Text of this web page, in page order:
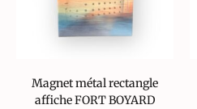
Magnet métal rectangle
affiche FORT BOYARD